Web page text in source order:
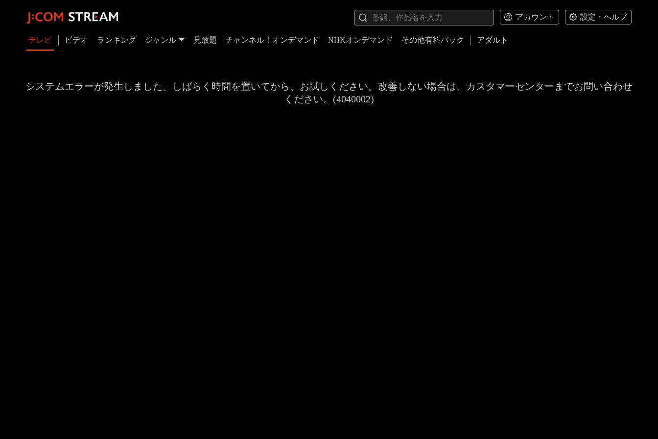
アカウント 設定・ヘルプ
テレビ ビデオ ランキング ジャンル 見放題 チャンネル！オンデマンド NHKオンデマンド その他有料パック アダルト
システムエラーが発生しました。しばらく時間を置いてから、お試しください。改善しない場合は、カスタマーセンターまでお問い合わせ
ください。(4040002)